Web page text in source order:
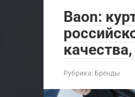
Baon:
Рубрика: Бренды